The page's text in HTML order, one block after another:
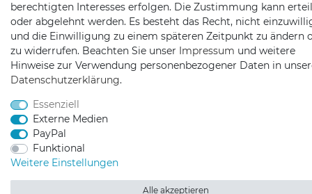
berechtigten Interesses erfolgen. Die Zustimmung kann
oder abgelehnt werden. Es besteht das Recht, nicht
und die Einwilligung zu einem späteren Zeitpunkt zu ändern
zu widerrufen. Beachten Sie unser Impressum und weitere
Hinweise zur Verwendung personenbezogener Daten in
Daten­schutz­erklärung.
Essenziell
Externe Medien
PayPal
Funktional
Weitere Einstellungen
Alle akzeptieren